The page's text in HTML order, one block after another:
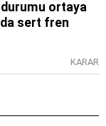
ortaya
sert fren
KARAR